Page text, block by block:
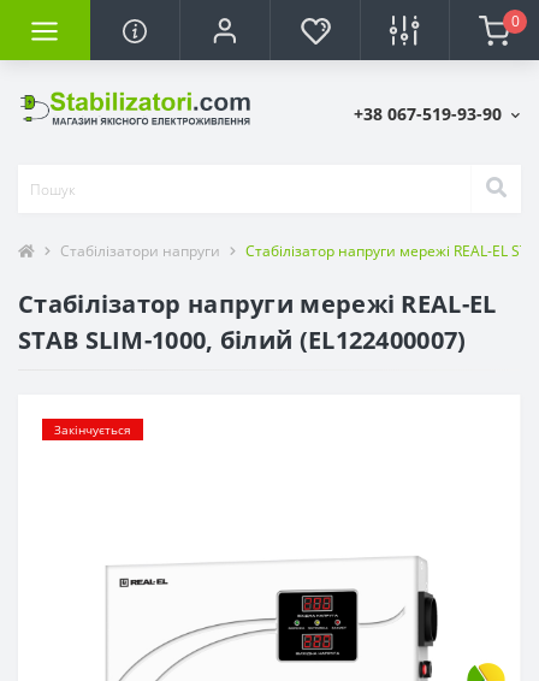
0
+38 067-519-93-90
Стабілізатори напруги Стабілізатор напруги мережі REAL-EL
Стабілізатор напруги мережі REAL-EL
STAB SLIM-1000, білий (EL122400007)
Закінчується